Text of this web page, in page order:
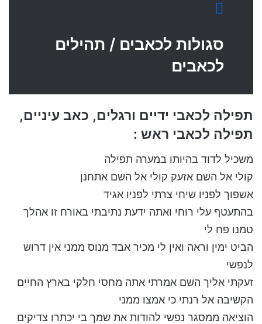
סגולות לכאבים / תהילים
לכאבים
תפילה לכאבי ידיים ורגלים, כאב עיניים,
תפילה לכאבי ראש :
משכיל לדוד בהיותו במערה תפילה
קולי אל השם אזעק קולי אל השם אתחנן
אשפוך לפניו שיחי צרתי לפניו אגיד
בהתעטף עלי רוחי ואתה ידעת נתיבתי באורח זו אהלך
טמנו פח לי
הביט ימין וראה ואין לי מכיר אבד מנוס ממני אין דרוש
לנפשי
זעקתי אליך השם אמרתי אתה מחסי חלקי בארץ החיים
הקשיבה אל רנתי כי אמצו ממני
הוציאה ממסגר נפשי להודות את שמך בי יכתרו צדיקים